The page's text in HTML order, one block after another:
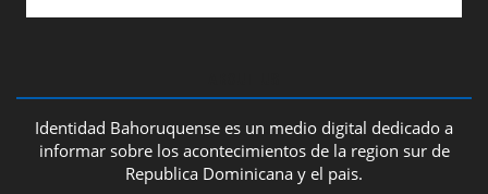
Identidad Bahoruquense es un medio digital dedicado a
informar sobre los acontecimientos de la region sur de
Republica Dominicana y el pais.